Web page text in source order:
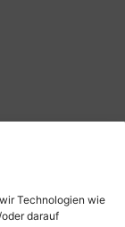
Technologien wie
darauf
Athletes